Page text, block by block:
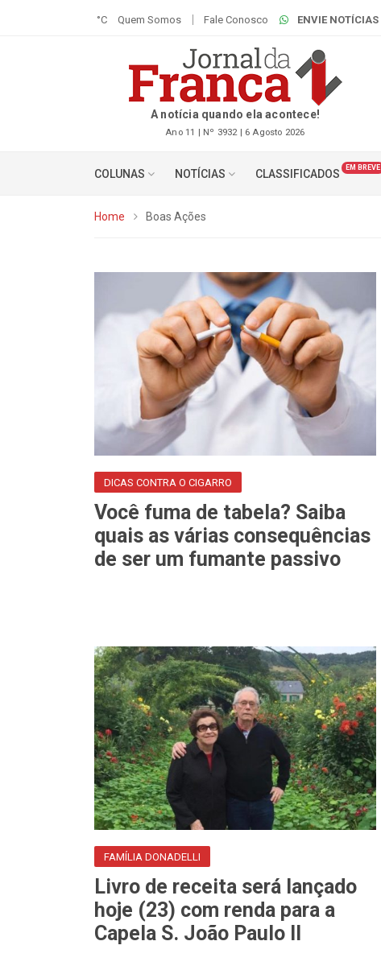
°C Quem Somos Fale Conosco ENVIE NOTÍCIAS
A notícia quando ela acontece!
Ano 11 | Nº 3932 | 6 Agosto 2026
COLUNAS NOTÍCIAS CLASSIFICADOS EM BREVE
Home Boas Ações
DICAS CONTRA O CIGARRO
Você fuma de tabela? Saiba
quais as várias consequências
de ser um fumante passivo
FAMÍLIA DONADELLI
Livro de receita será lançado
hoje (23) com renda para a
Capela S. João Paulo II